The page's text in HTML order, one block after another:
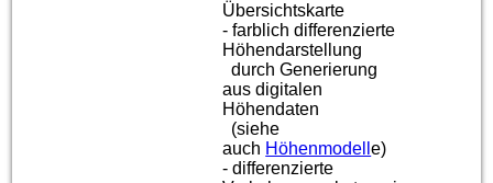
Übersichtskarte
- farblich differenzierte
Höhendarstellung
durch Generierung
aus digitalen
Höhendaten
(siehe
auch Höhenmodelle)
- differenzierte